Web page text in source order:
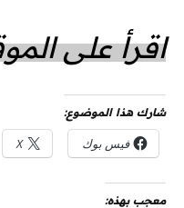
اقرأ على
شارك هذا الموضوع:
فيس بوك X
معجب بهذه: